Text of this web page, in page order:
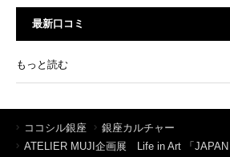
最新口コミ
もっと読む
ココシル銀座
銀座カルチャー
ATELIER MUJI企画展 Life in Art 「JAPAN